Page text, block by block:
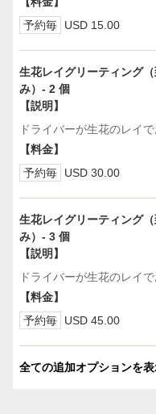
予約毎
USD 15.00
生花レイグリーティング
み）- 2 個
【説明】
ドライバーが生花のレイ
【料金】
予約毎
USD 30.00
生花レイグリーティング
み）- 3 個
【説明】
ドライバーが生花のレイ
【料金】
予約毎
USD 45.00
全ての追加オプションを